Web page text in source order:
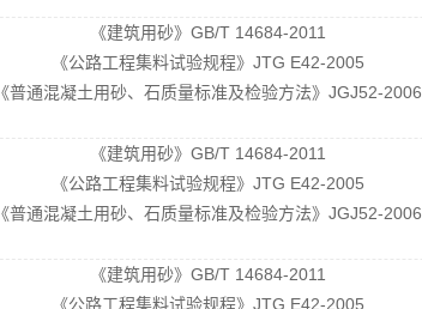
《建筑用砂》GB/T 14684-2011
《公路工程集料试验规程》JTG E42-2005
《普通混凝土用砂、石质量标准及检验方法》JGJ52-2006
《建筑用砂》GB/T 14684-2011
《公路工程集料试验规程》JTG E42-2005
《普通混凝土用砂、石质量标准及检验方法》JGJ52-2006
《建筑用砂》GB/T 14684-2011
《公路工程集料试验规程》JTG E42-2005